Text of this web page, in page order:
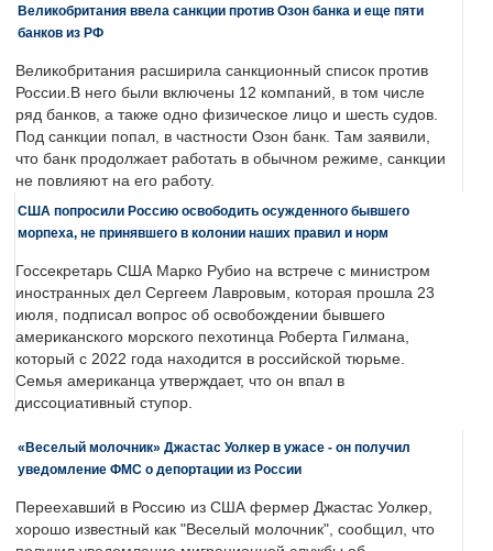
Великобритания ввела санкции против Озон банка и еще пяти
банков из РФ
Великобритания расширила санкционный список против
России.В него были включены 12 компаний, в том числе
ряд банков, а также одно физическое лицо и шесть судов.
Под санкции попал, в частности Озон банк. Там заявили,
что банк продолжает работать в обычном режиме, санкции
не повлияют на его работу.
США попросили Россию освободить осужденного бывшего
морпеха, не принявшего в колонии наших правил и норм
Госсекретарь США Марко Рубио на встрече с министром
иностранных дел Сергеем Лавровым, которая прошла 23
июля, подписал вопрос об освобождении бывшего
американского морского пехотинца Роберта Гилмана,
который с 2022 года находится в российской тюрьме.
Семья американца утверждает, что он впал в
диссоциативный ступор.
«Веселый молочник» Джастас Уолкер в ужасе - он получил
уведомление ФМС о депортации из России
Переехавший в Россию из США фермер Джастас Уолкер,
хорошо известный как "Веселый молочник", сообщил, что